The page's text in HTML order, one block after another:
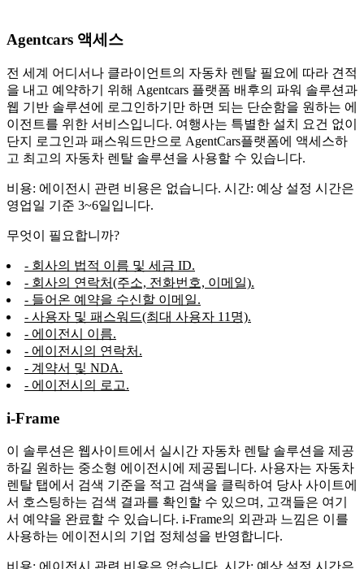
Agentcars 액세스
전 세계 어디서나 클라이언트의 자동차 렌탈 필요에 따라 견적
을 내고 예약하기 위해 Agentcars 플랫폼 배후의 파워 솔루션과
웹 기반 솔루션에 로그인하기만 하면 되는 단순함을 원하는 에
이전트를 위한 서비스입니다. 여행사는 특별한 설치 요건 없이
단지 로그인과 패스워드만으로 AgentCars플랫폼에 액세스하
고 최고의 자동차 렌탈 솔루션을 사용할 수 있습니다.
비용: 에이전시 관련 비용은 없습니다. 시간: 예상 설정 시간은
영업일 기준 3~6일입니다.
무엇이 필요합니까?
- 회사의 법적 이름 및 세금 ID.
- 회사의 연락처(주소, 전화번호, 이메일).
- 들어온 예약을 수신할 이메일.
- 사용자 및 패스워드(최대 사용자 11명).
- 에이전시 이름.
- 에이전시의 연락처.
- 계약서 및 NDA.
- 에이전시의 로고.
i-Frame
이 솔루션은 웹사이트에서 실시간 자동차 렌탈 솔루션을 제공
하길 원하는 중소형 에이전시에 제공됩니다. 사용자는 자동차
렌탈 탭에서 검색 기준을 적고 검색을 클릭하여 당사 사이트에
서 호스팅하는 검색 결과를 확인할 수 있으며, 고객들은 여기
서 예약을 완료할 수 있습니다. i-Frame의 외관과 느낌은 이를
사용하는 에이전시의 기업 정체성을 반영합니다.
비용: 에이전시 관련 비용은 없습니다. 시간: 예상 설정 시간은